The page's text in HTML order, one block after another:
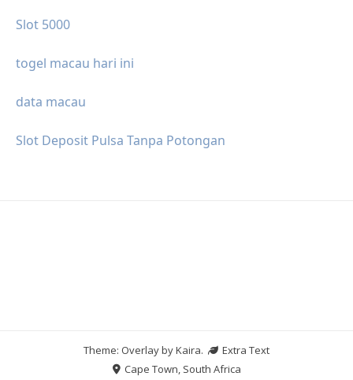
Slot 5000
togel macau hari ini
data macau
Slot Deposit Pulsa Tanpa Potongan
Theme: Overlay byKaira.
Extra Text
Cape Town, South Africa